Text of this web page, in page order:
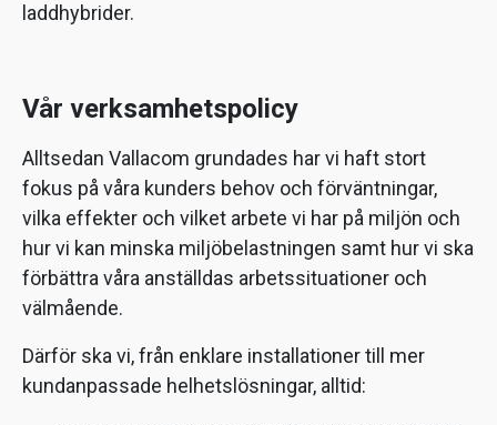
laddhybrider.
Vår verksamhetspolicy
Alltsedan Vallacom grundades har vi haft stort
fokus på våra kunders behov och förväntningar,
vilka effekter och vilket arbete vi har på miljön och
hur vi kan minska miljöbelastningen samt hur vi ska
förbättra våra anställdas arbetssituationer och
välmående.
Därför ska vi, från enklare installationer till mer
kundanpassade helhetslösningar, alltid: